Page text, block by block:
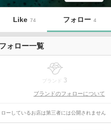
Like 74 フォロー 4
ォロー一覧
ブランド 3
ブランドのフォローについて
ローしているお店は第三者には公開されません